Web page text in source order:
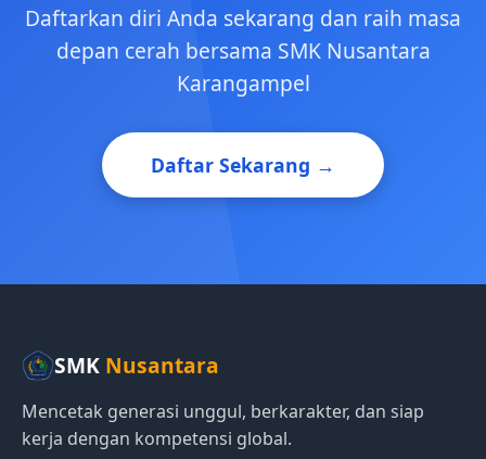
Daftarkan diri Anda sekarang dan raih masa
depan cerah bersama SMK Nusantara
Karangampel
Daftar Sekarang →
SMK Nusantara
Mencetak generasi unggul, berkarakter, dan siap
kerja dengan kompetensi global.